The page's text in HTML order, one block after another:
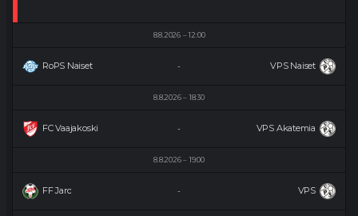
8.8.2026 12:00
RoPS Naiset VPS Naiset
-
8.8.2026 18:30
FC Vaajakoski VPS Akatemia
-
8.8.2026 19:00
FF Jaro VPS
-